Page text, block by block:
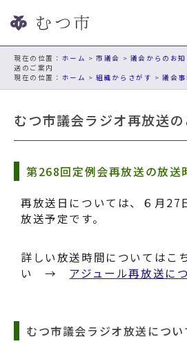
ビ
ョ
現在の位置： ホーム >市議会 > 議会からのお知
送のご案内
ホーム >組織からさがす >議会
むつ市議会ラジオ再放送
第268回定例会再放送の放送
再放送日については、６ 月27
放送予定です。
詳しい放送時間についてはこ
い → アジュール再放送に
むつ市議会ラジオ放送につい